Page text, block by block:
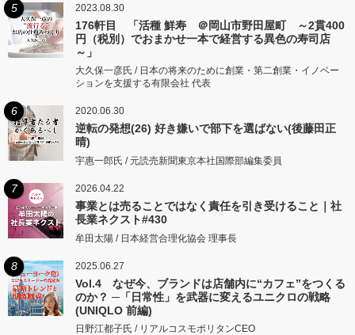
5 2023.08.30
176軒目 「活種 鮮寿 ＠岡山市野田屋町 ～2貫400
円（税別）でおまかせ一本で経営する異色の寿司店
～」
大久保一彦氏 / 日本の将来のために創業・第二創業・イノベー
ションを支援する有限会社 代表
6 2020.06.30
逆転の発想(26) 好き嫌いで部下を選ばない(後藤田正
晴)
宇惠一郎氏 / 元読売新聞東京本社国際部編集委員
7 2026.04.22
事業とは売ることではなく責任を引き受けること｜社
長業ネクスト#430
牟田太陽 / 日本経営合理化協会 理事長
8 2025.06.27
Vol.4 なぜ今、ブランドは店舗内に“カフェ”をつくる
のか？ ─「日常性」を武器に変えるユニクロの戦略
(UNIQLO 前編)
日野江都子氏 / リアルコスモポリタンCEO